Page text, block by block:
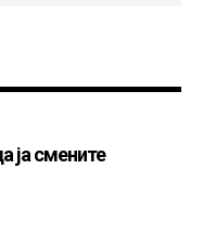
ја смените